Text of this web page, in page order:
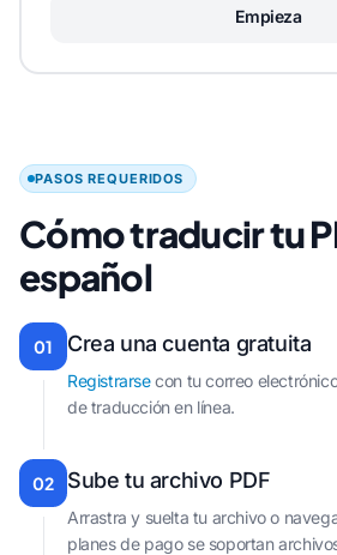
Empieza
PASOS REQUERIDOS
Cómo traducir tu
español
01 Crea una cuenta gratuita
Registrarsecon tu correo
de traducción en línea.
02 Sube tu archivo PDF
Arrastra y suelta tu archivo o
planes de pago se soportan